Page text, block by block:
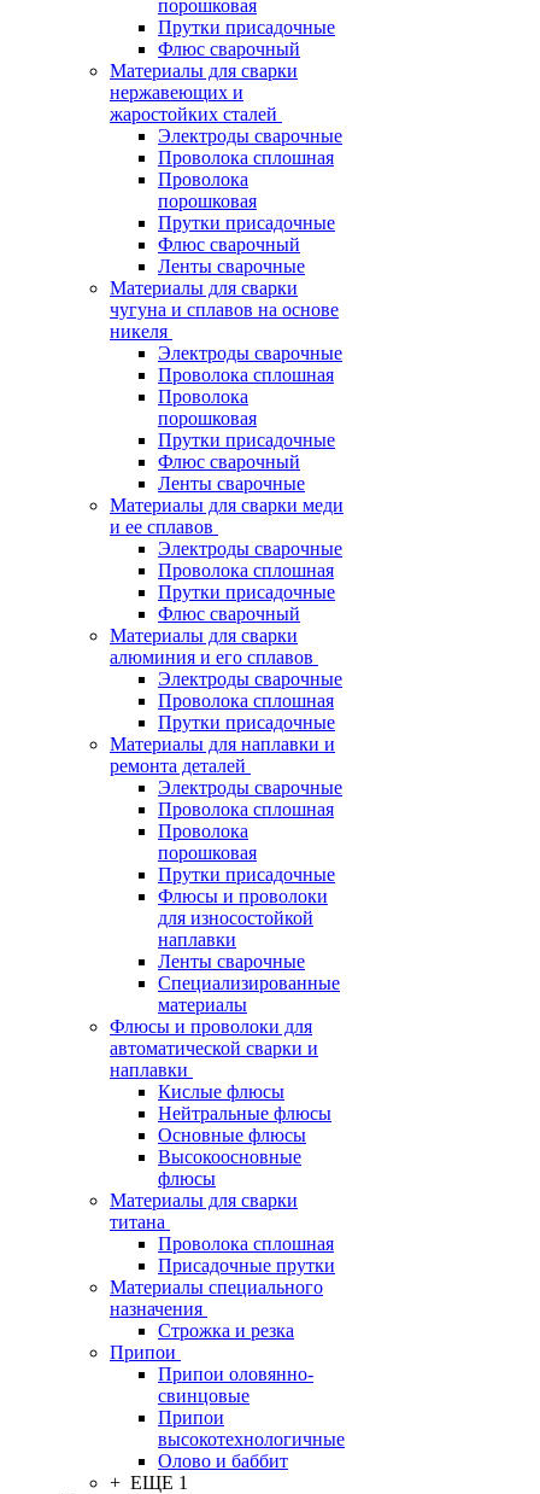
порошковая
Прутки присадочные
Флюс сварочный
Материалы для сварки
нержавеющих и
жаростойких сталей
Электроды сварочные
Проволока сплошная
Проволока
порошковая
Прутки присадочные
Флюс сварочный
Ленты сварочные
Материалы для сварки
чугуна и сплавов на основе
никеля
Электроды сварочные
Проволока сплошная
Проволока
порошковая
Прутки присадочные
Флюс сварочный
Ленты сварочные
Материалы для сварки меди
и ее сплавов
Электроды сварочные
Проволока сплошная
Прутки присадочные
Флюс сварочный
Материалы для сварки
алюминия и его сплавов
Электроды сварочные
Проволока сплошная
Прутки присадочные
Материалы для наплавки и
ремонта деталей
Электроды сварочные
Проволока сплошная
Проволока
порошковая
Прутки присадочные
Флюсы и проволоки
для износостойкой
наплавки
Ленты сварочные
Специализированные
материалы
Флюсы и проволоки для
автоматической сварки и
наплавки
Кислые флюсы
Нейтральные флюсы
Основные флюсы
Высокоосновные
флюсы
Материалы для сварки
титана
Проволока сплошная
Присадочные прутки
Материалы специального
назначения
Строжка и резка
Припои
Припои оловянно-
свинцовые
Припои
высокотехнологичные
Олово и баббит
+ ЕЩЕ 1